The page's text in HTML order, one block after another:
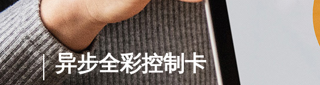
异步全彩控制卡